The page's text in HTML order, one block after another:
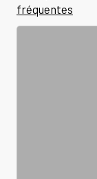
fréquentes